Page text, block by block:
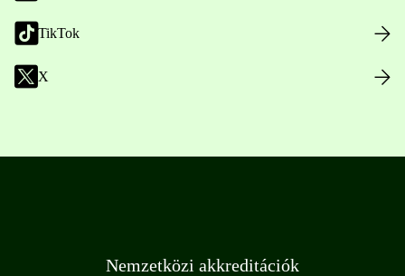
TikTok
X
Nemzetközi akkreditációk